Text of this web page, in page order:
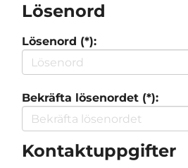
Lösenord
Lösenord (*):
Bekräfta lösenordet (*):
Kontaktuppgifter